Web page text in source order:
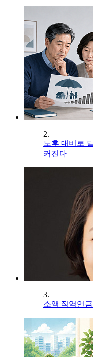
2.
노후 대비로
커진다
3.
소액 직역연